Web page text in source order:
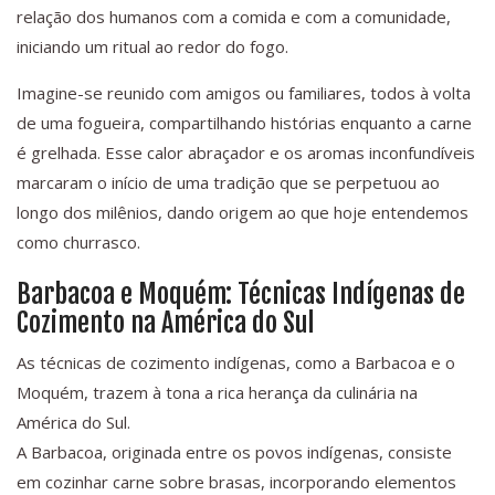
relação dos humanos com a comida e com a comunidade,
iniciando um ritual ao redor do fogo.
Imagine-se reunido com amigos ou familiares, todos à volta
de uma fogueira, compartilhando histórias enquanto a carne
é grelhada. Esse calor abraçador e os aromas inconfundíveis
marcaram o início de uma tradição que se perpetuou ao
longo dos milênios, dando origem ao que hoje entendemos
como churrasco.
Barbacoa e Moquém: Técnicas Indígenas de
Cozimento na América do Sul
As técnicas de cozimento indígenas, como a Barbacoa e o
Moquém, trazem à tona a rica herança da culinária na
América do Sul.
A Barbacoa, originada entre os povos indígenas, consiste
em cozinhar carne sobre brasas, incorporando elementos